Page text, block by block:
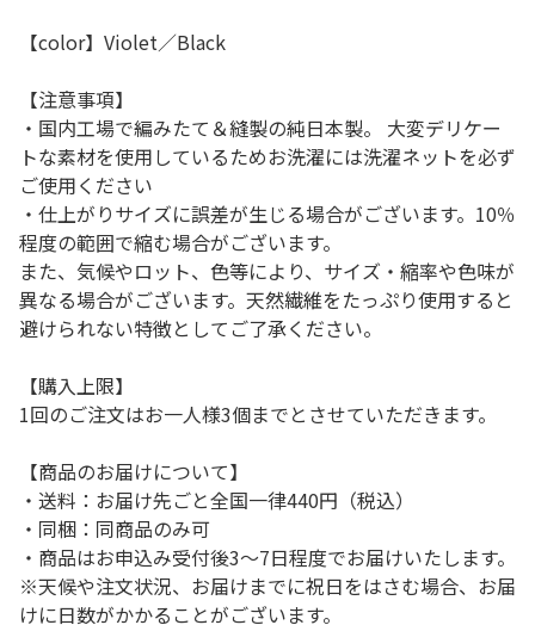
【color】Violet／Black
【注意事項】
・国内工場で編みたて＆縫製の純日本製。 大変デリケー
トな素材を使用しているためお洗濯には洗濯ネットを必ず
ご使用ください
・仕上がりサイズに誤差が生じる場合がございます。10％
程度の範囲で縮む場合がございます。
また、気候やロット、色等により、サイズ・縮率や色味が
異なる場合がございます。天然繊維をたっぷり使用すると
避けられない特徴としてご了承ください。
【購入上限】
1回のご注文はお一人様3個までとさせていただきます。
【商品のお届けについて】
・送料：お届け先ごと全国一律440円（税込）
・同梱：同商品のみ可
・商品はお申込み受付後3～7日程度でお届けいたします。
※天候や注文状況、お届けまでに祝日をはさむ場合、お届
けに日数がかかることがございます。